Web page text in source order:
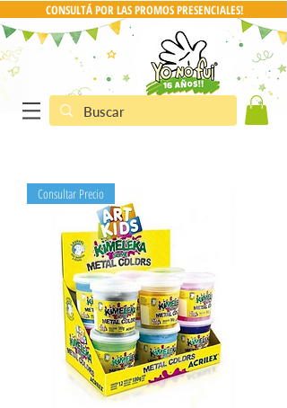
CONSULTÁ POR LAS PROMOS PRESENCIALES!
Consultar Precio